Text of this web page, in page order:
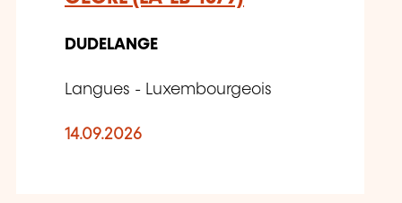
DUDELANGE
Langues - Luxembourgeois
14.09.2026